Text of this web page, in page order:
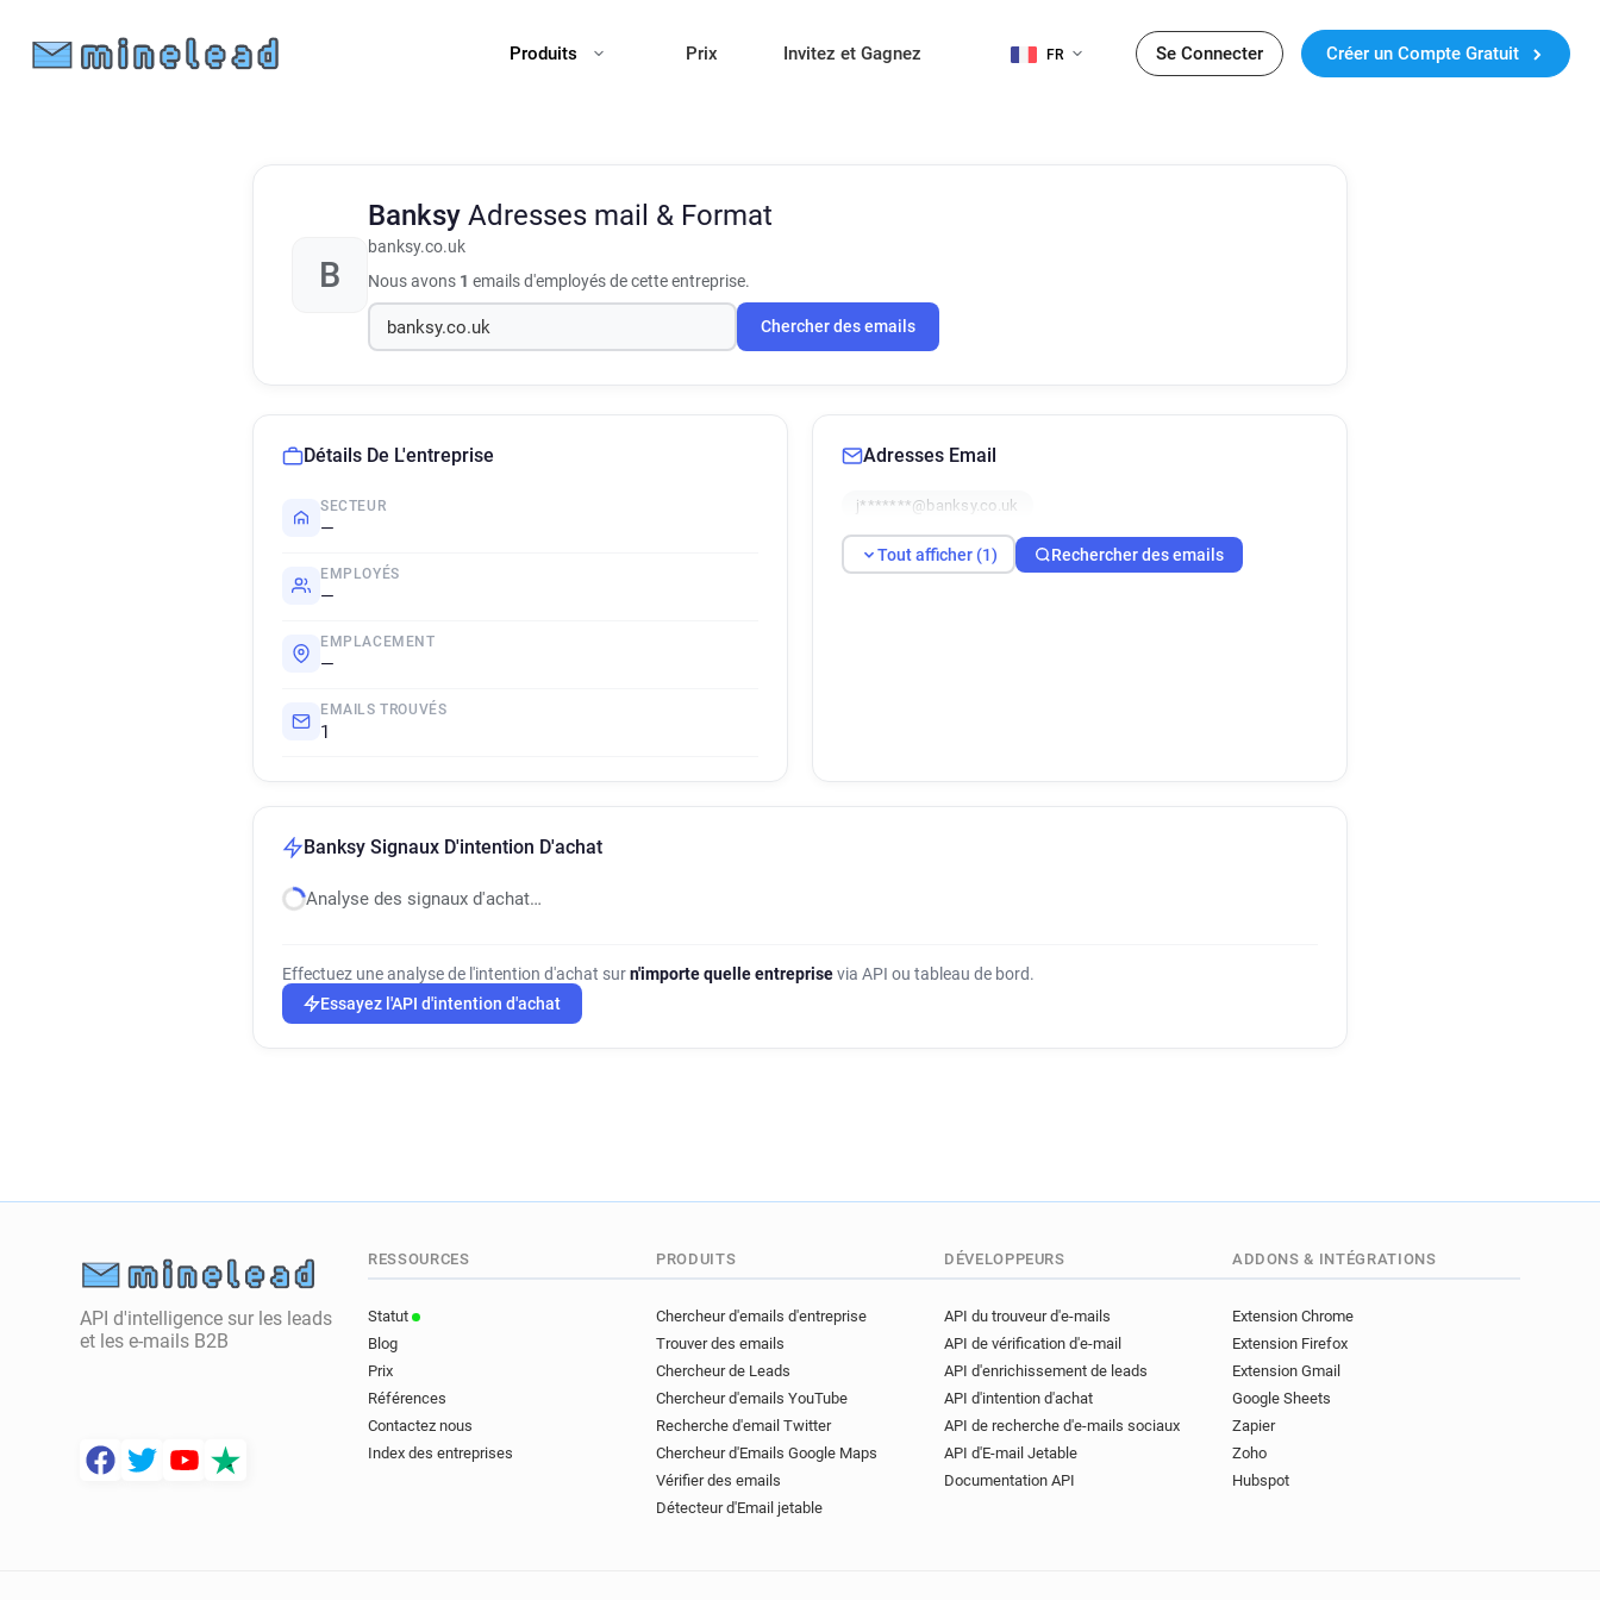
Produits Prix Invitez et Gagnez FR Se Connecter Créer un Compte Gratuit
B
Banksy Adresses mail & Format
banksy.co.uk
Nous avons 1 emails d'employés de cette entreprise.
Chercher des emails
Détails De L'entreprise
SECTEUR
—
EMPLOYÉS
—
EMPLACEMENT
—
EMAILS TROUVÉS
1
Adresses Email
j*******@banksy.co.uk
Tout afficher (1) Rechercher des emails
Banksy Signaux D'intention D'achat
Analyse des signaux d'achat…
Effectuez une analyse de l'intention d'achat surn'importe quelle entreprisevia API ou tableau de bord.
Essayez l'API d'intention d'achat
API d'intelligence sur les leads
et les e-mails B2B
RESSOURCES
Statut
Blog
Prix
Références
Contactez nous
Index des entreprises
PRODUITS
Chercheur d'emails d'entreprise
Trouver des emails
Chercheur de Leads
Chercheur d'emails YouTube
Recherche d'email Twitter
Chercheur d'Emails Google Maps
Vérifier des emails
Détecteur d'Email jetable
DÉVELOPPEURS
API du trouveur d'e-mails
API de vérification d'e-mail
API d'enrichissement de leads
API d'intention d'achat
API de recherche d'e-mails sociaux
API d'E-mail Jetable
Documentation API
ADDONS & INTÉGRATIONS
Extension Chrome
Extension Firefox
Extension Gmail
Google Sheets
Zapier
Zoho
Hubspot